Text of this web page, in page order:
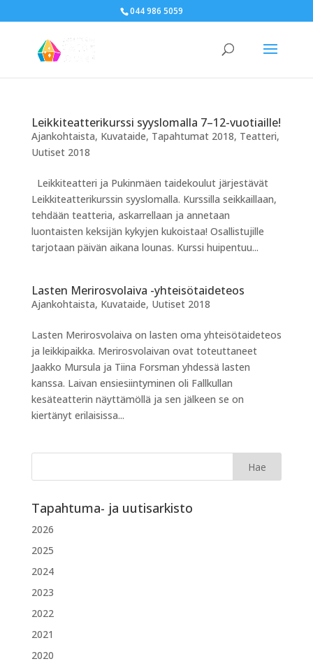
044 986 5059
Leikkiteatterikurssi syyslomalla 7–12-vuotiaille!
Ajankohtaista, Kuvataide, Tapahtumat 2018, Teatteri,
Uutiset 2018
Leikkiteatteri ja Pukinmäen taidekoulut järjestävät
Leikkiteatterikurssin syyslomalla. Kurssilla seikkaillaan,
tehdään teatteria, askarrellaan ja annetaan
luontaisten keksijän kykyjen kukoistaa! Osallistujille
tarjotaan päivän aikana lounas. Kurssi huipentuu...
Lasten Merirosvolaiva -yhteisötaideteos
Ajankohtaista, Kuvataide, Uutiset 2018
Lasten Merirosvolaiva on lasten oma yhteisötaideteos
ja leikkipaikka. Merirosvolaivan ovat toteuttaneet
Jaakko Mursula ja Tiina Forsman yhdessä lasten
kanssa. Laivan ensiesiintyminen oli Fallkullan
kesäteatterin näyttämöllä ja sen jälkeen se on
kiertänyt erilaisissa...
Tapahtuma- ja uutisarkisto
2026
2025
2024
2023
2022
2021
2020